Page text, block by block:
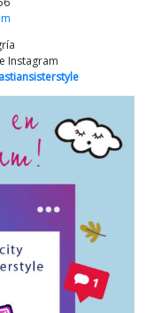
Instagram